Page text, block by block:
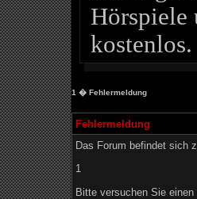
Hörspiele
kostenlos.
1 � Fehlermeldung
Fehlermeldung
Das Forum befindet sich
1
Bitte versuchen Sie